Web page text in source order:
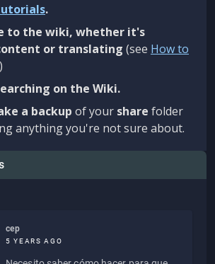
.
to the wiki, whether it's
or translating (see How to
)
on the Wiki.
a backup of your share folder
anything you're not sure about.
cep
5 YEARS AGO